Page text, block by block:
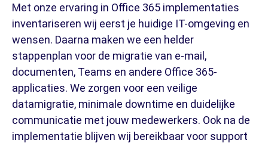
Met onze ervaring in Office 365 implementaties
inventariseren wij eerst je huidige IT-omgeving en
wensen. Daarna maken we een helder
stappenplan voor de migratie van e-mail,
documenten, Teams en andere Office 365-
applicaties. We zorgen voor een veilige
datamigratie, minimale downtime en duidelijke
communicatie met jouw medewerkers. Ook na de
implementatie blijven wij bereikbaar voor support